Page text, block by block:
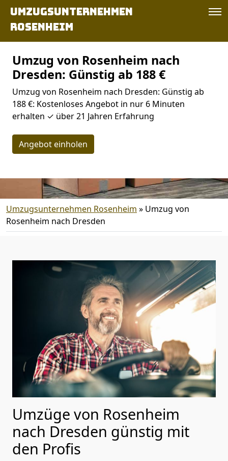
Umzugsunternehmen
Rosenheim
Umzug von Rosenheim nach
Dresden: Günstig ab 188 €
Umzug von Rosenheim nach Dresden: Günstig ab
188 €: Kostenloses Angebot in nur 6 Minuten
erhalten ✓ über 21 Jahren Erfahrung
Angebot einholen
Umzugsunternehmen Rosenheim » Umzug von
Rosenheim nach Dresden
Umzüge von Rosenheim
nach Dresden günstig mit
den Profis